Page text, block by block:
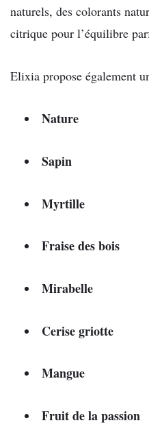
naturels, des colorants
citrique pour l’équilibre
Elixia propose également
Nature
Sapin
Myrtille
Fraise des bois
Mirabelle
Cerise griotte
Mangue
Fruit de la passion